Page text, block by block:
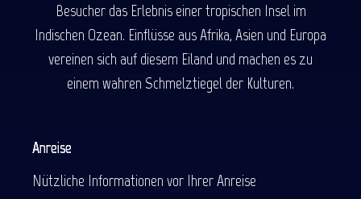
Besucher das Erlebnis einer tropischen Insel im
Indischen Ozean. Einflüsse aus Afrika, Asien und Europa
vereinen sich auf diesem Eiland und machen es zu
einem wahren Schmelztiegel der Kulturen.
Anreise
Nützliche Informationen vor Ihrer Anreise